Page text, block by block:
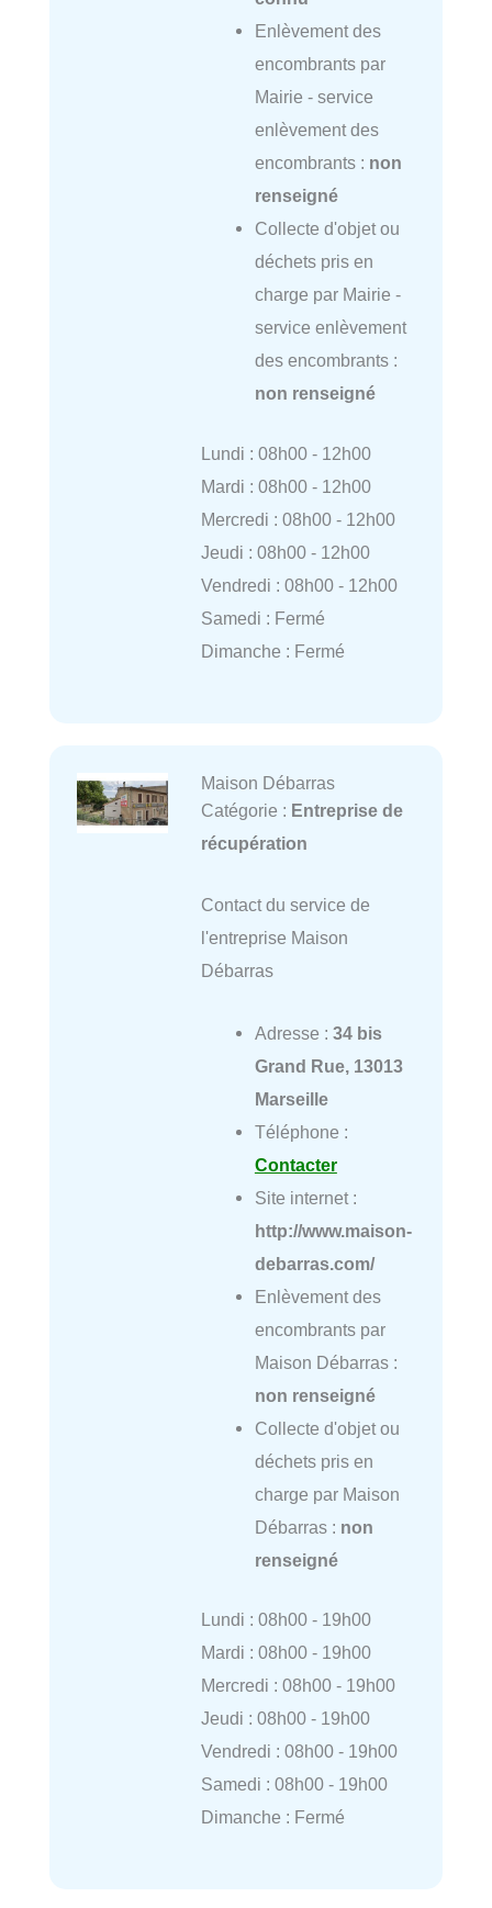
Enlèvement des
encombrants par
Mairie - service
enlèvement des
encombrants : non
renseigné
Collecte d'objet ou
déchets pris en
charge par Mairie -
service enlèvement
des encombrants :
non renseigné
Lundi : 08h00 - 12h00
Mardi : 08h00 - 12h00
Mercredi : 08h00 - 12h00
Jeudi : 08h00 - 12h00
Vendredi : 08h00 - 12h00
Samedi : Fermé
Dimanche : Fermé
Maison Débarras
Catégorie : Entreprise de
récupération
Contact du service de
l'entreprise Maison
Débarras
Adresse : 34 bis
Grand Rue, 13013
Marseille
Téléphone :
Contacter
Site internet :
http://www.maison-
debarras.com/
Enlèvement des
encombrants par
Maison Débarras :
non renseigné
Collecte d'objet ou
déchets pris en
charge par Maison
Débarras : non
renseigné
Lundi : 08h00 - 19h00
Mardi : 08h00 - 19h00
Mercredi : 08h00 - 19h00
Jeudi : 08h00 - 19h00
Vendredi : 08h00 - 19h00
Samedi : 08h00 - 19h00
Dimanche : Fermé